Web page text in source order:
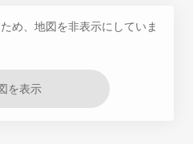
め、地図を非表示にしていま
を表示